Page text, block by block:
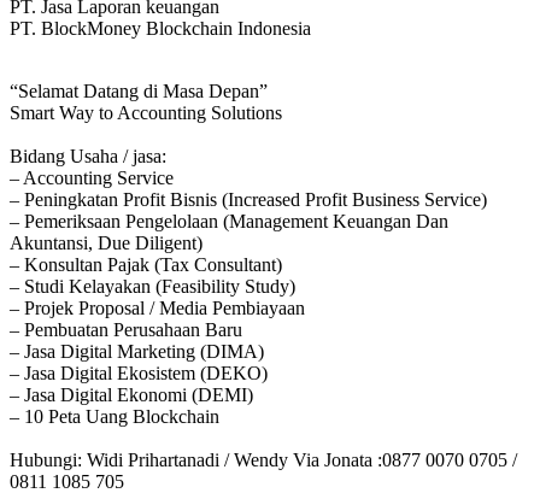
PT. Jasa Laporan keuangan
PT. BlockMoney Blockchain Indonesia
“Selamat Datang di Masa Depan”
Smart Way to Accounting Solutions
Bidang Usaha / jasa:
– Accounting Service
– Peningkatan Profit Bisnis (Increased Profit Business Service)
– Pemeriksaan Pengelolaan (Management Keuangan Dan
Akuntansi, Due Diligent)
– Konsultan Pajak (Tax Consultant)
– Studi Kelayakan (Feasibility Study)
– Projek Proposal / Media Pembiayaan
– Pembuatan Perusahaan Baru
– Jasa Digital Marketing (DIMA)
– Jasa Digital Ekosistem (DEKO)
– Jasa Digital Ekonomi (DEMI)
– 10 Peta Uang Blockchain
Hubungi: Widi Prihartanadi / Wendy Via Jonata :0877 0070 0705 /
0811 1085 705